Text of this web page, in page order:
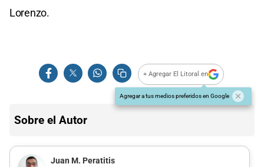
Lorenzo.
+ Agregar El Litoral en
Agregar a tus medios preferidos en Google
Sobre el Autor
Juan M. Peratitis